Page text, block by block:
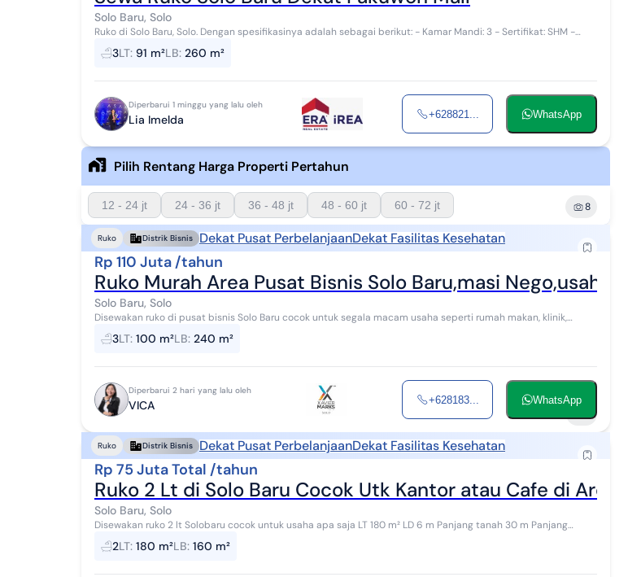
Solo Baru, Solo
Ruko di Solo Baru, Solo. Dengan spesifikasinya adalah sebagai berikut: - Kamar Mandi: 3 - Sertifikat: SHM -
3LT: 91 m²LB: 260 m²
Diperbarui 1 minggu yang lalu oleh
Lia Imelda +628821... WhatsApp
Pilih Rentang Harga Properti Pertahun
12 - 24 jt 24 - 36 jt 36 - 48 jt 48 - 60 jt 60 - 72 jt 8
Ruko Distrik Bisnis Dekat Pusat PerbelanjaanDekat Fasilitas Kesehatan
Rp 110 Juta /tahun
Ruko Murah Area Pusat Bisnis Solo Baru,masi Nego,usaha
Solo Baru, Solo
Disewakan ruko di pusat bisnis Solo Baru cocok untuk segala macam usaha seperti rumah makan, klinik,
bimbel . Luas tanah: 100 m2 Luas bangunan 240 ...
3LT: 100 m²LB: 240 m²
Diperbarui 2 hari yang lalu oleh
VICA +628183... WhatsApp
Ruko Distrik Bisnis Dekat Pusat PerbelanjaanDekat Fasilitas Kesehatan
Rp 75 Juta Total /tahun
Ruko 2 Lt di Solo Baru Cocok Utk Kantor atau Cafe di Area
Solo Baru, Solo
Disewakan ruko 2 lt Solobaru cocok untuk usaha apa saja LT 180 m² LD 6 m Panjang tanah 30 m Panjang
bangunan lt 1: 12 Panjang bangunan lt 2: 15 ...
2LT: 180 m²LB: 160 m²